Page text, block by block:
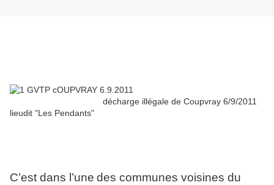
décharge illégale de Coupvray 6/9/2011
lieudit "Les Pendants"
C’est dans l’une des communes voisines du